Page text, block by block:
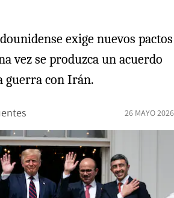
exige nuevos pactos
vez se produzca un acuerdo
guerra con Irán.
26 MAYO 2026